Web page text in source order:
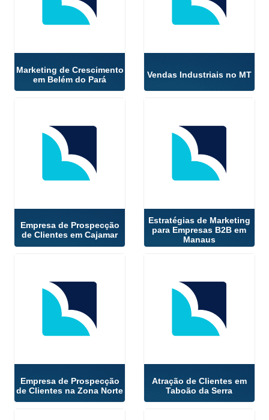
Marketing de Crescimento
em Belém do Pará
Vendas Industriais no MT
Empresa de Prospecção
de Clientes em Cajamar
Estratégias de Marketing
para Empresas B2B em
Manaus
Empresa de Prospecção
de Clientes na Zona Norte
Atração de Clientes em
Taboão da Serra